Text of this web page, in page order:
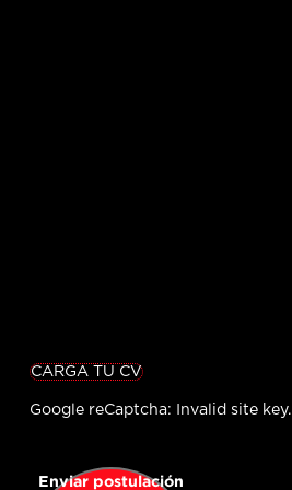
CARGA TU CV
Google reCaptcha: Invalid site key.
Enviar postulación